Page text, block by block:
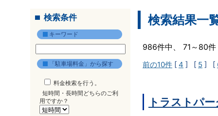
検索条件
キーワード
「駐車場料金」から探す
料金検索を行う。
短時間・長時間どちらのご利
用ですか？
検索結果一
986件中、 71～80
前の10件 [ 4 ] [ 5 ] [
トラストパ